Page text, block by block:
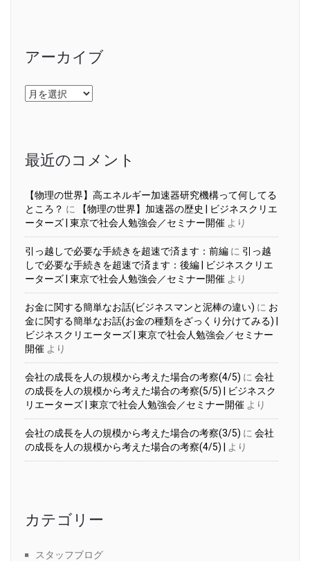
アーカイブ
ア
ー
最近のコメント
【物理の世界】高エネルギー加速器研究機構って何してる
ところ？ に
【物理の世界】加速器の歴史 | ビジネスクリエ
ーターズ | 東京で社会人勉強会／セミナー開催 より
引っ越しで必要な手続きを超速で済ます：前編 に 引っ越
しで必要な手続きを超速で済ます：後編 | ビジネスクリエ
ーターズ | 東京で社会人勉強会／セミナー開催 より
お金に関する簡単なお話(ビジネスマンと泥棒の違い) に お
金に関する簡単なお話(お金の種類をざっくり分けてみる) |
ビジネスクリエーターズ | 東京で社会人勉強会／セミナー
開催 より
会社の成長を人の規模から考えた場合の考察(4/5) に 会社
の成長を人の規模から考えた場合の考察(5/5) | ビジネスク
リエーターズ | 東京で社会人勉強会／セミナー開催 より
会社の成長を人の規模から考えた場合の考察(3/5) に 会社
の成長を人の規模から考えた場合の考察(4/5) |
より
カテゴリー
スタッフブログ